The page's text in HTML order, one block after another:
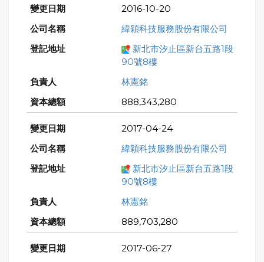
2016-10-20
緯穎科技服務股份有限公司
新北市汐止區新台五路1段
90號8樓
林憲銘
888,343,280
2017-04-24
緯穎科技服務股份有限公司
新北市汐止區新台五路1段
90號8樓
林憲銘
889,703,280
2017-06-27